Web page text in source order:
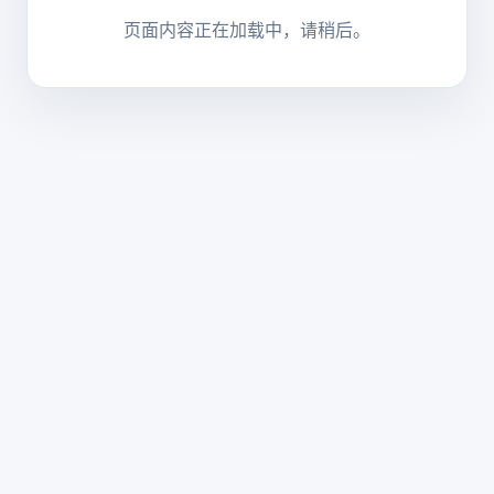
页面内容正在加载中，请稍后。